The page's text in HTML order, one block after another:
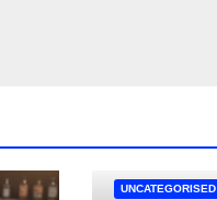
UNCATEGORISED